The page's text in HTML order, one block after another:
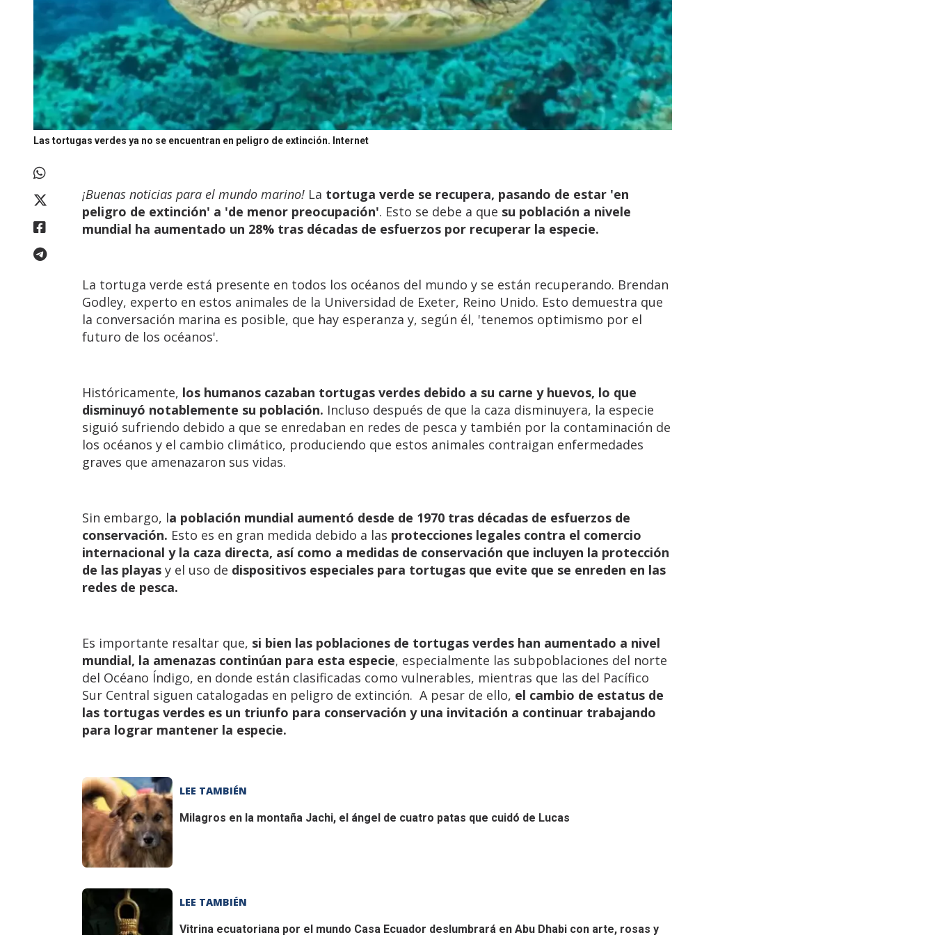
Las tortugas verdes ya no se encuentran en peligro de extinción. Internet
¡Buenas noticias para el mundo marino! La tortuga verde se recupera, pasando de estar 'en
peligro de extinción' a 'de menor preocupación'. Esto se debe a que su población a nivele
mundial ha aumentado un 28% tras décadas de esfuerzos por recuperar la especie.
La tortuga verde está presente en todos los océanos del mundo y se están recuperando. Brendan
Godley, experto en estos animales de la Universidad de Exeter, Reino Unido. Esto demuestra que
la conversación marina es posible, que hay esperanza y, según él, 'tenemos optimismo por el
futuro de los océanos'.
Históricamente, los humanos cazaban tortugas verdes debido a su carne y huevos, lo que
disminuyó notablemente su población. Incluso después de que la caza disminuyera, la especie
siguió sufriendo debido a que se enredaban en redes de pesca y también por la contaminación de
los océanos y el cambio climático, produciendo que estos animales contraigan enfermedades
graves que amenazaron sus vidas.
Sin embargo, la población mundial aumentó desde de 1970 tras décadas de esfuerzos de
conservación. Esto es en gran medida debido a las protecciones legales contra el comercio
internacional y la caza directa, así como a medidas de conservación que incluyen la protección
de las playas y el uso de dispositivos especiales para tortugas que evite que se enreden en las
redes de pesca.
Es importante resaltar que, si bien las poblaciones de tortugas verdes han aumentado a nivel
mundial, la amenazas continúan para esta especie, especialmente las subpoblaciones del norte
del Océano Índigo, en donde están clasificadas como vulnerables, mientras que las del Pacífico
Sur Central siguen catalogadas en peligro de extinción. A pesar de ello, el cambio de estatus de
las tortugas verdes es un triunfo para conservación y una invitación a continuar trabajando
para lograr mantener la especie.
LEE TAMBIÉN
Milagros en la montaña Jachi, el ángel de cuatro patas que cuidó de Lucas
LEE TAMBIÉN
Vitrina ecuatoriana por el mundo Casa Ecuador deslumbrará en Abu Dhabi con arte, rosas y